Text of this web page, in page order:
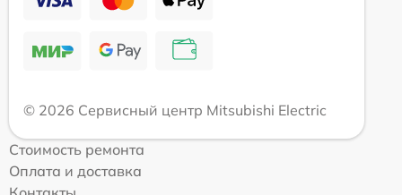
© 2026 Сервисный центр Mitsubishi Electric
Стоимость ремонта
Оплата и доставка